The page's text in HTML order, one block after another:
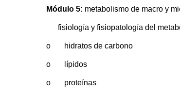
Módulo 5: metabolismo de macro y
fisiología y fisiopatología del
o hidratos de carbono
o lípidos
o proteínas